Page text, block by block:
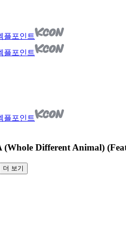
플포인트
플포인트
플포인트
(Whole Different Animal)
더 보기